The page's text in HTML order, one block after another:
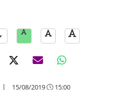
15/08/2019 15:00